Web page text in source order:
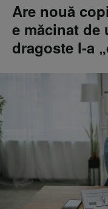
Are nouă
e măcinat de
dragoste l-a